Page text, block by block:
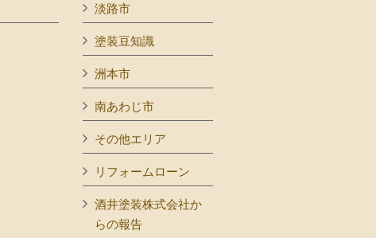
淡路市
塗装豆知識
洲本市
南あわじ市
その他エリア
リフォームローン
酒井塗装株式会社か
らの報告